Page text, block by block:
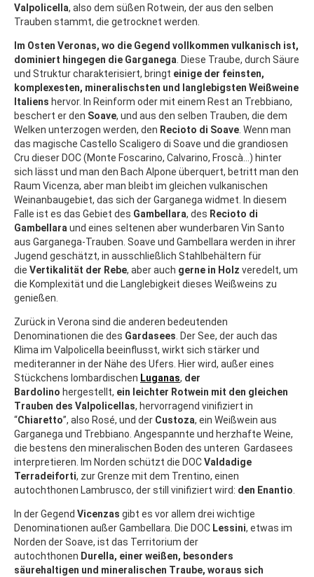
Valpolicella, also dem süßen Rotwein, der aus den selben
Trauben stammt, die getrocknet werden.
Im Osten Veronas, wo die Gegend vollkommen vulkanisch ist,
dominiert hingegen die Garganega . Diese Traube, durch Säure
und Struktur charakterisiert, bringt einige der feinsten,
komplexesten, mineralischsten und langlebigsten Weißweine
Italiens hervor. In Reinform oder mit einem Rest an Trebbiano,
beschert er den Soave, und aus den selben Trauben, die dem
Welken unterzogen werden, den Recioto di Soave . Wenn man
das magische Castello Scaligero di Soave und die grandiosen
Cru dieser DOC (Monte Foscarino, Calvarino, Froscà…) hinter
sich lässt und man den Bach Alpone überquert, betritt man den
Raum Vicenza, aber man bleibt im gleichen vulkanischen
Weinanbaugebiet, das sich der Garganega widmet. In diesem
Falle ist es das Gebiet des Gambellara, des Recioto di
Gambellara und eines seltenen aber wunderbaren Vin Santo
aus Garganega-Trauben. Soave und Gambellara werden in ihrer
Jugend geschätzt, in ausschließlich Stahlbehältern für
die Vertikalität der Rebe, aber auch gerne in Holz veredelt, um
die Komplexität und die Langlebigkeit dieses Weißweins zu
genießen.
Zurück in Verona sind die anderen bedeutenden
Denominationen die des Gardasees . Der See, der auch das
Klima im Valpolicella beeinflusst, wirkt sich stärker und
mediteranner in der Nähe des Ufers. Hier wird, außer eines
Stückchens lombardischen Luganas, der
Bardolino hergestellt, ein leichter Rotwein mit den gleichen
Trauben des Valpolicellas, hervorragend vinifiziert in
“Chiaretto”, also Rosé, und der Custoza, ein Weißwein aus
Garganega und Trebbiano. Angespannte und herzhafte Weine,
die bestens den mineralischen Boden des unteren Gardasees
interpretieren. Im Norden schützt die DOCValdadige
Terradeiforti, zur Grenze mit dem Trentino, einen
autochthonen Lambrusco, der still vinifiziert wird: den Enantio
In der Gegend Vicenzas gibt es vor allem drei wichtige
Denominationen außer Gambellara. Die DOC Lessini, etwas im
Norden der Soave, ist das Territorium der
autochthonen Durella, einer weißen, besonders
säurehaltigen und mineralischen Traube, woraus sich